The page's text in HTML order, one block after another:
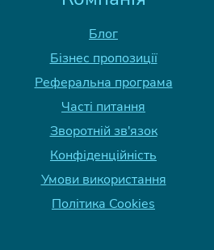
Блог
Бізнес пропозиції
Реферальна програма
Часті питання
Зворотній зв'язок
Конфіденційність
Умови використання
Політика Cookies